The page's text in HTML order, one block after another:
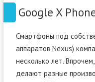
Google X
Смартфоны под
аппаратов Nexus)
несколько лет.
делают разные